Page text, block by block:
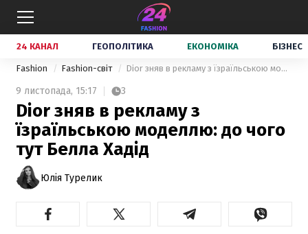
24 КАНАЛ ГЕОПОЛІТИКА ЕКОНОМІКА БІЗНЕС
Fashion Fashion-світ Dior зняв в рекламу з їзраїльською моделлю: до чого тут Белла Хадід
9 листопада, 15:17 3
Dior зняв в рекламу з
їзраїльською моделлю: до чого
тут Белла Хадід
Юлія Турелик